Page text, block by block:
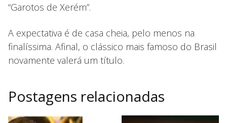
“Garotos de Xerém”.
A expectativa é de casa cheia, pelo menos na
finalíssima. Afinal, o clássico mais famoso do Brasil
novamente valerá um título.
Postagens relacionadas